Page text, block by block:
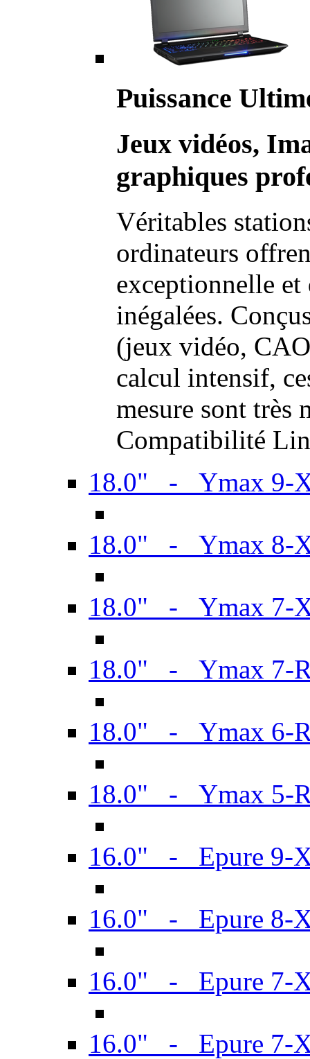
Puissance
Jeux vidéos,
graphiques
Véritables
ordinateurs
exceptionnelle et
inégalées.
(jeux vidéo,
calcul intensif,
mesure sont très
Compatibilité
18.0" - Ymax 9-
18.0" - Ymax 8-
18.0" - Ymax 7-
18.0" - Ymax 7-
18.0" - Ymax 6-
18.0" - Ymax 5-
16.0" - Epure 9-
16.0" - Epure 8-
16.0" - Epure 7-
16.0" - Epure 7-